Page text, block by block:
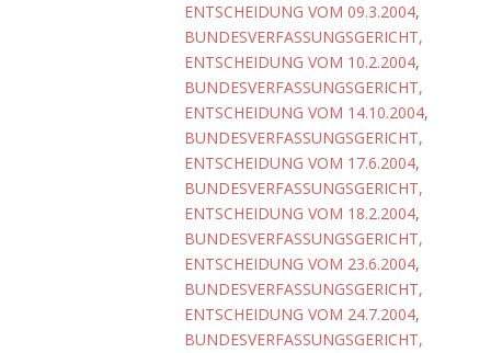
ENTSCHEIDUNG VOM 09.3.2004,
BUNDESVERFASSUNGSGERICHT,
ENTSCHEIDUNG VOM 10.2.2004,
BUNDESVERFASSUNGSGERICHT,
ENTSCHEIDUNG VOM 14.10.2004,
BUNDESVERFASSUNGSGERICHT,
ENTSCHEIDUNG VOM 17.6.2004,
BUNDESVERFASSUNGSGERICHT,
ENTSCHEIDUNG VOM 18.2.2004,
BUNDESVERFASSUNGSGERICHT,
ENTSCHEIDUNG VOM 23.6.2004,
BUNDESVERFASSUNGSGERICHT,
ENTSCHEIDUNG VOM 24.7.2004,
BUNDESVERFASSUNGSGERICHT,